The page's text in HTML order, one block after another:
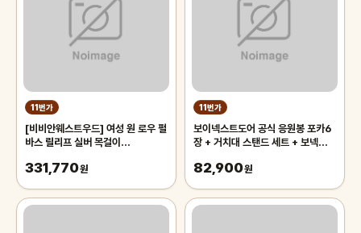
11번가
[비비안웨스트우드] 여성 원 로우 펄
바스 릴리프 실버 목걸이
331,770원
11번가
보이넥스트도어 공식 응원봉 포카6
장 + 거치대 스탠드 세트 + 보넥도
82,900원